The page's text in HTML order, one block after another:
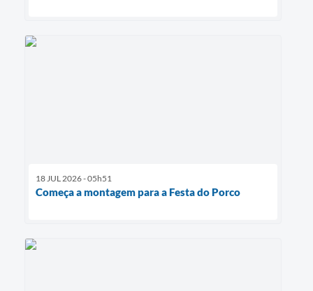
18 JUL 2026 - 05h51
Começa a montagem para a Festa do Porco